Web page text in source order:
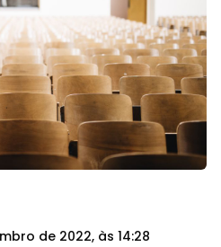
de 2022, às 14:28